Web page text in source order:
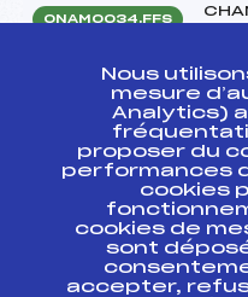
ONAM0034.FFS
FNAM0421
SKI
FNAM0412.FFS
Nous
mesure
Analytics)
proposer du
performances
cookies
cookies de
sont
accepter,